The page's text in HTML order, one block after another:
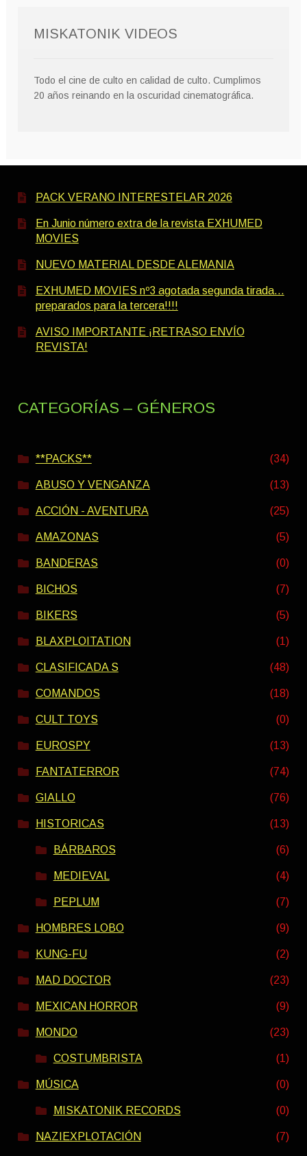
MISKATONIK VIDEOS
Todo el cine de culto en calidad de culto. Cumplimos
20 años reinando en la oscuridad cinematográfica.
PACK VERANO INTERESTELAR 2026
En Junio número extra de la revista EXHUMED
MOVIES
NUEVO MATERIAL DESDE ALEMANIA
EXHUMED MOVIES nº3 agotada segunda tirada…
preparados para la tercera!!!!
AVISO IMPORTANTE ¡RETRASO ENVÍO
REVISTA!
CATEGORÍAS – GÉNEROS
**PACKS** (34)
ABUSO Y VENGANZA (13)
ACCIÓN - AVENTURA (25)
AMAZONAS (5)
BANDERAS (0)
BICHOS (7)
BIKERS (5)
BLAXPLOITATION (1)
CLASIFICADA S (48)
COMANDOS (18)
CULT TOYS (0)
EUROSPY (13)
FANTATERROR (74)
GIALLO (76)
HISTORICAS (13)
BÁRBAROS (6)
MEDIEVAL (4)
PEPLUM (7)
HOMBRES LOBO (9)
KUNG-FU (2)
MAD DOCTOR (23)
MEXICAN HORROR (9)
MONDO (23)
COSTUMBRISTA (1)
MÚSICA (0)
MISKATONIK RECORDS (0)
NAZIEXPLOTACIÓN (7)